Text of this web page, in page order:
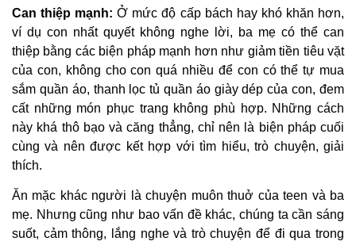
Can thiệp mạnh: Ở mức độ cấp bách hay khó khăn hơn,
ví dụ con nhất quyết không nghe lời, ba mẹ có thể can
thiệp bằng các biện pháp mạnh hơn như giảm tiền tiêu vặt
của con, không cho con quá nhiều để con có thể tự mua
sắm quần áo, thanh lọc tủ quần áo giày dép của con, đem
cất những món phục trang không phù hợp. Những cách
này khá thô bạo và căng thẳng, chỉ nên là biện pháp cuối
cùng và nên được kết hợp với tìm hiểu, trò chuyện, giải
thích.
Ăn mặc khác người là chuyện muôn thuở của teen và ba
mẹ. Nhưng cũng như bao vấn đề khác, chúng ta cần sáng
suốt, cảm thông, lắng nghe và trò chuyện để đi qua trong